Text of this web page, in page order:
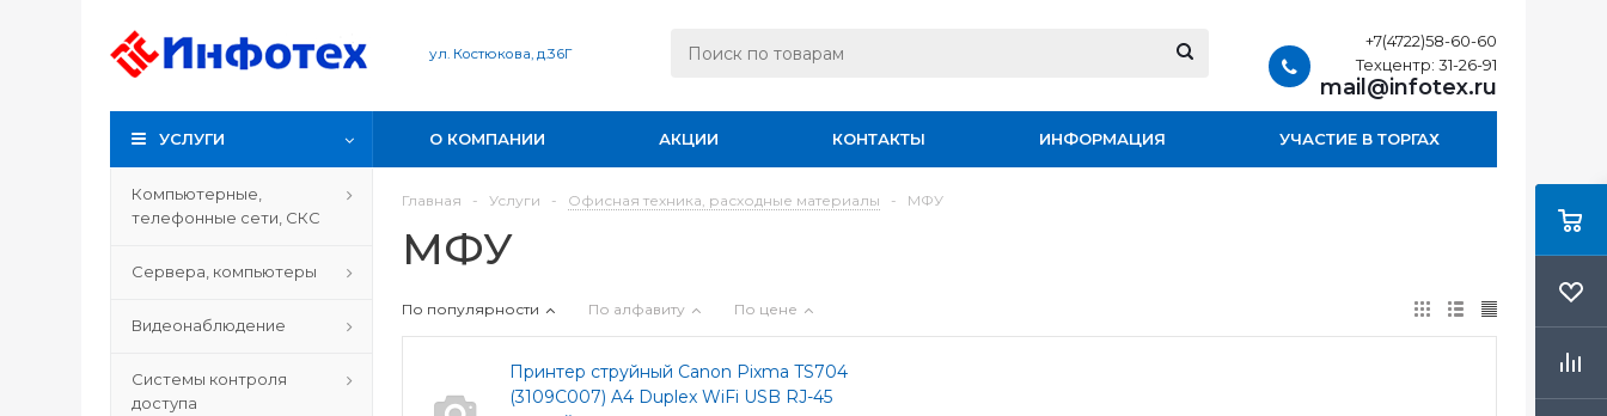
ул. Костюкова, д.36Г
+7(4722)58-60-60
Техцентр: 31-26-91
mail@infotex.ru
УСЛУГИ О КОМПАНИИ АКЦИИ КОНТАКТЫ ИНФОРМАЦИЯ УЧАСТИЕ В ТОРГАХ
Компьютерные,
телефонные сети, СКС
Сервера, компьютеры
Видеонаблюдение
Системы контроля
доступа
Главная - Услуги - Офисная техника, расходные материалы - МФУ
МФУ
По популярности По алфавиту По цене
Принтер струйный Canon Pixma TS704
(3109C007) A4 Duplex WiFi USB RJ-45